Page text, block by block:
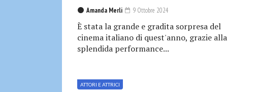
Amanda Merli 9 Ottobre 2024
È stata la grande e gradita sorpresa del
cinema italiano di quest'anno, grazie alla
splendida performance...
ATTORI E ATTRICI